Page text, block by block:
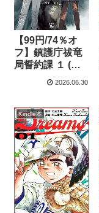
【99円/74％オ
フ】鎮護庁祓竜
局誓約課 １ (青
騎士コミックス)
2026.06.30
Kindle本